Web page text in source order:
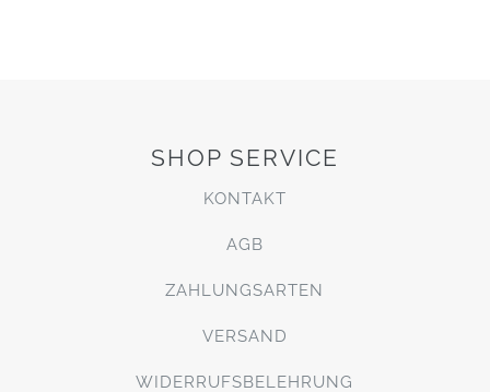
SHOP SERVICE
KONTAKT
AGB
ZAHLUNGSARTEN
VERSAND
WIDERRUFSBELEHRUNG